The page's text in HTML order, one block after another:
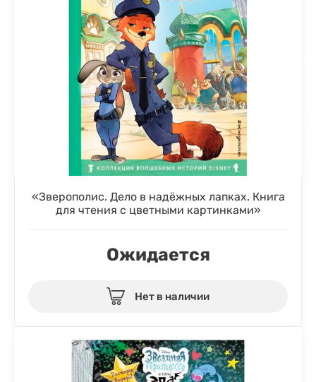
«Зверополис. Дело в надёжных лапках. Книга
для чтения с цветными картинками»
Ожидается
Нет в наличии